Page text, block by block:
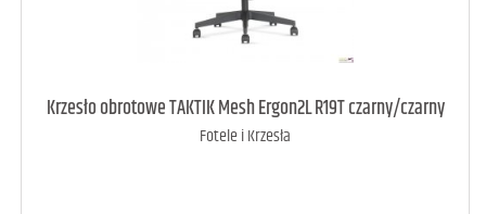
art. może być niedostępny <1
Krzesło obrotowe TAKTIK Mesh Ergon2L R19T czarny/czarny
Fotele i Krzesła